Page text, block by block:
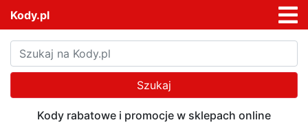
Kody.pl
Szukaj
Kody rabatowe i promocje w sklepach online